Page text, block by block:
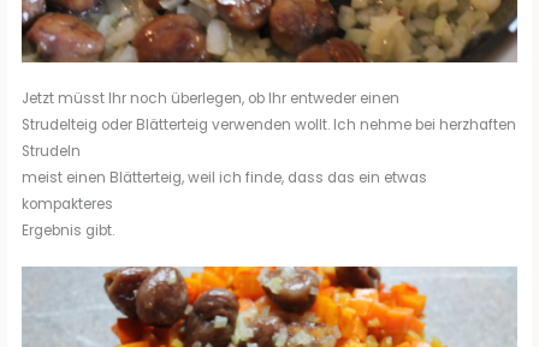
Jetzt müsst Ihr noch überlegen, ob Ihr entweder einen
Strudelteig oder Blätterteig verwenden wollt. Ich nehme bei herzhaften
Strudeln
meist einen Blätterteig, weil ich finde, dass das ein etwas
kompakteres
Ergebnis gibt.